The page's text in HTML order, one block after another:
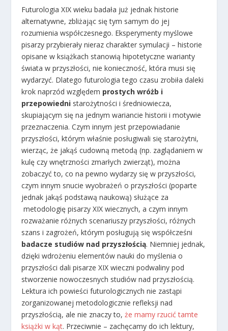
Futurologia XIX wieku badała już jednak historie
alternatywne, zbliżając się tym samym do jej
rozumienia współczesnego. Eksperymenty myślowe
pisarzy przybierały nieraz charakter symulacji – historie
opisane w książkach stanowią hipotetyczne warianty
świata w przyszłości, nie konieczność, która musi się
wydarzyć. Dlatego futurologia tego czasu zrobiła daleki
krok naprzód względem prostych wróżb i
przepowiedni starożytności i średniowiecza,
skupiającym się na jednym wariancie historii i motywie
przeznaczenia. Czym innym jest przepowiadanie
przyszłości, którym właśnie posługiwali się starożytni,
wierząc, że jakąś cudowną metodą (np. zaglądaniem w
kulę czy wnętrzności zmarłych zwierząt), można
zobaczyć to, co na pewno wydarzy się w przyszłości,
czym innym snucie wyobrażeń o przyszłości (poparte
jednak jakąś podstawą naukową) służące za
metodologię pisarzy XIX wiecznych, a czym innym
rozważanie różnych scenariuszy przyszłości, różnych
szans i zagrożeń, którym posługują się współcześni
badacze studiów nad przyszłością. Niemniej jednak,
dzięki wdrożeniu elementów nauki do myślenia o
przyszłości dali pisarze XIX wieczni podwaliny pod
stworzenie nowoczesnych studiów nad przyszłością.
Lektura ich powieści futurologicznych nie zastąpi
zorganizowanej metodologicznie refleksji nad
przyszłością, ale nie znaczy to,że mamy rzucić tamte
książki w kąt. Przeciwnie – zachęcamy do ich lektury,